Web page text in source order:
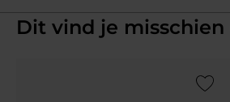
Dit vind je
Add to